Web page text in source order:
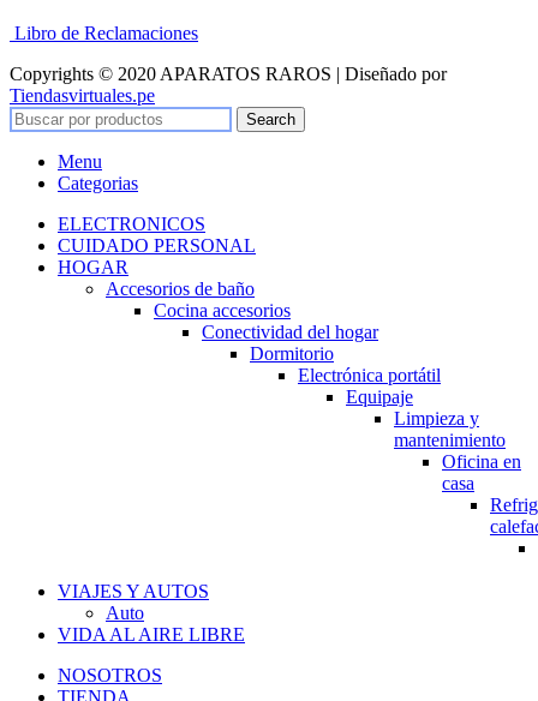
Libro de Reclamaciones
Copyrights © 2020 APARATOS RAROS | Diseñado por
Tiendasvirtuales.pe
Search
Menu
Categorias
ELECTRONICOS
CUIDADO PERSONAL
HOGAR
Accesorios de baño
Cocina accesorios
Conectividad del hogar
Dormitorio
Electrónica portátil
Equipaje
Limpieza y
mantenimiento
Oficina en
casa
VIAJES Y AUTOS
Auto
VIDA AL AIRE LIBRE
NOSOTROS
TIENDA